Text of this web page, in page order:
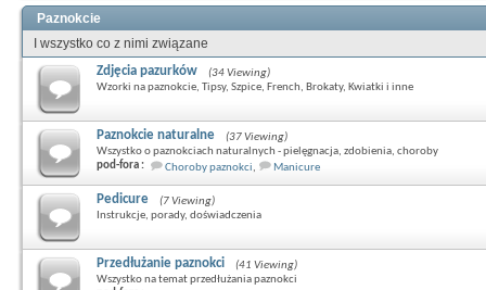
Paznokcie
I wszystko co z nimi związane
Zdjęcia pazurków
(34 Viewing)
Wzorki na paznokcie, Tipsy, Szpice, French, Brokaty, Kwiatki i inne
Paznokcie naturalne
(37 Viewing)
Wszystko o paznokciach naturalnych - pielęgnacja, zdobienia, choroby
pod-fora :
Choroby paznokci, Manicure
Pedicure
(7 Viewing)
Instrukcje, porady, doświadczenia
Przedłużanie paznokci
(41 Viewing)
Wszystko na temat przedłużania paznokci